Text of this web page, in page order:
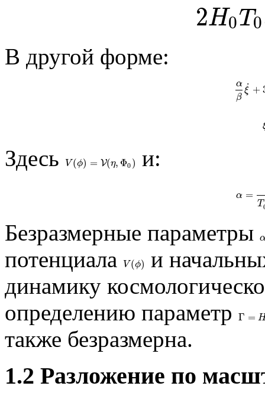
2H0T 0
2 H
В другой форме:
α
β
ξ
˙ +
αβ ξ˙+
Здесь V (ϕ) = V(η, Φ0 )
V(ϕ)= V( η,Φ0) и:
α =
T
α= Φ 02
Безразмерные параметры α
потенциала V (ϕ)
V(ϕ)
и
динамику
определению параметр Γ =
Γ=H 0
также безразмерна.
1.2 Разложение по